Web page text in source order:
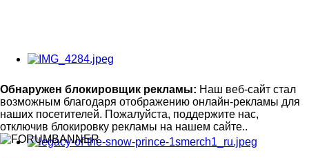
Обнаружен блокировщик рекламы: Наш веб-сайт стал
возможным благодаря отображению онлайн-рекламы для
наших посетителей. Пожалуйста, поддержите нас,
отключив блокировку рекламы на нашем сайте..